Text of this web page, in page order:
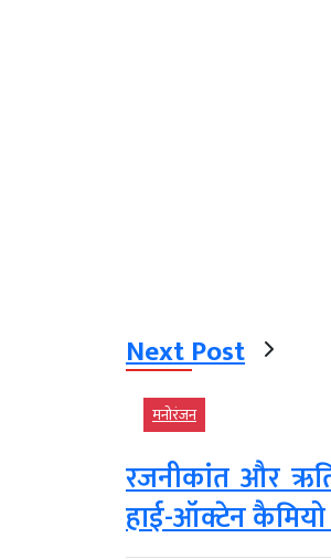
Next Post
मनोरंजन
रजनीकांत और
हाई-ऑक्टेन